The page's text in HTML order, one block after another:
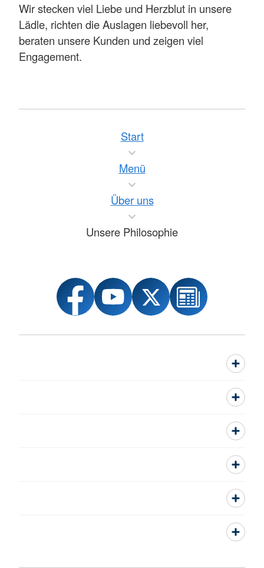
Wir stecken viel Liebe und Herzblut in unsere
Lädle, richten die Auslagen liebevoll her,
beraten unsere Kunden und zeigen viel
Engagement.
Start
Menü
Über uns
Unsere Philosophie